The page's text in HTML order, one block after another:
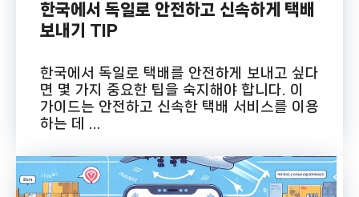
한국에서 독일로 안전하고 신속하게 택배
보내기 TIP
한국에서 독일로 택배를 안전하게 보내고 싶다
면 몇 가지 중요한 팁을 숙지해야 합니다. 이
가이드는 안전하고 신속한 택배 서비스를 이용
하는 데 ...